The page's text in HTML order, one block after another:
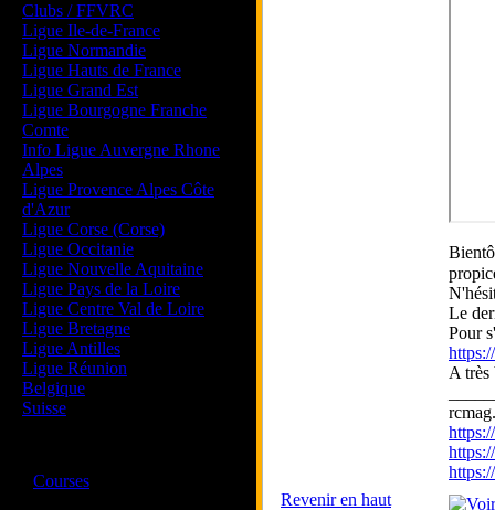
Clubs / FFVRC
Ligue Ile-de-France
Ligue Normandie
Ligue Hauts de France
Ligue Grand Est
Ligue Bourgogne Franche
Comte
Info Ligue Auvergne Rhone
Alpes
Ligue Provence Alpes Côte
d'Azur
Ligue Corse (Corse)
Ligue Occitanie
Ligue Nouvelle Aquitaine
Ligue Pays de la Loire
Ligue Centre Val de Loire
Ligue Bretagne
Ligue Antilles
Ligue Réunion
Belgique
Suisse
Courses
Le
Pour
A très
Revenir en haut